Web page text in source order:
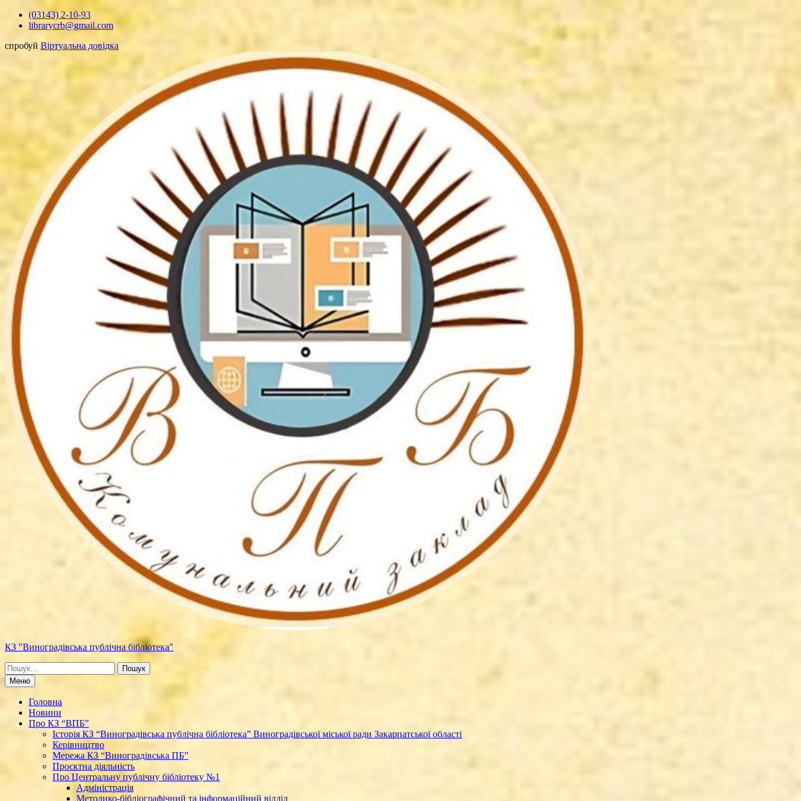
Перейти(03143) 2-10-93
librarycrb@gmail.com
спробуй Віртуальна довідка
КЗ "Виноградівська публічна бібліотека"
Шукати:
Меню
Головна
Новини
Про КЗ “ВПБ”
Історія КЗ “Виноградівська публічна бібліотека” Виноградівської міської ради Закарпатської області
Керівництво
Мережа КЗ “Виноградівська ПБ”
Проєктна діяльність
Про Центральну публічну бібліотеку №1
Адміністрація
Методико-бібліографічний та інформаційний відділ